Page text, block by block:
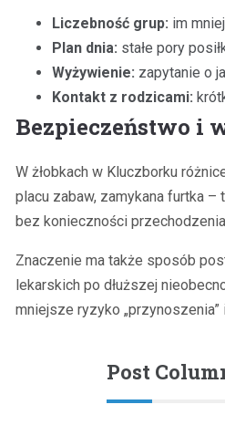
Liczebność grup: im
Plan dnia: stałe pory
Wyżywienie: zapytanie o
Kontakt z rodzicami:
Bezpieczeństwo i
W żłobkach w Kluczborku
placu zabaw, zamykana furtka
bez konieczności
Znaczenie ma także sposób
lekarskich po dłuższej
mniejsze ryzyko
Post